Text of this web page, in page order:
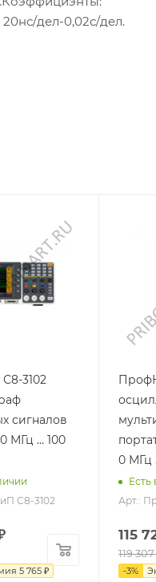
дел-0,02с/дел.
3102
сигналов
МГц … 100
С8-3102
5 765₽
0 МГц
Есть
Арт.:
115
119 307
-3%